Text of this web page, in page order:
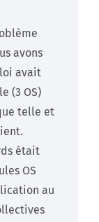
avons
avait
(3 OS)
telle et
était
OS
au